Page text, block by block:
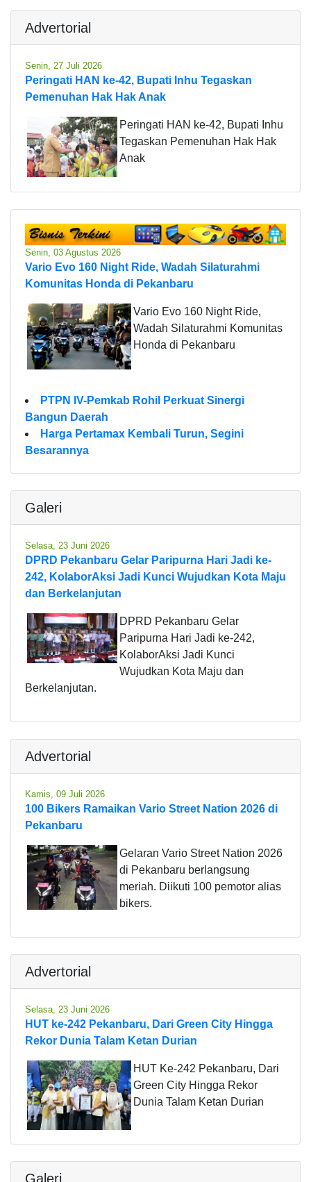
Advertorial
Senin, 27 Juli 2026
Peringati HAN ke-42, Bupati Inhu Tegaskan
Pemenuhan Hak Hak Anak
Peringati HAN ke-42, Bupati Inhu
Tegaskan Pemenuhan Hak Hak
Anak
Senin, 03 Agustus 2026
Vario Evo 160 Night Ride, Wadah Silaturahmi
Komunitas Honda di Pekanbaru
Vario Evo 160 Night Ride,
Wadah Silaturahmi Komunitas
Honda di Pekanbaru
PTPN IV-Pemkab Rohil Perkuat Sinergi
Bangun Daerah
Harga Pertamax Kembali Turun, Segini
Besarannya
Galeri
Selasa, 23 Juni 2026
DPRD Pekanbaru Gelar Paripurna Hari Jadi ke-
242, KolaborAksi Jadi Kunci Wujudkan Kota Maju
dan Berkelanjutan
DPRD Pekanbaru Gelar
Paripurna Hari Jadi ke-242,
KolaborAksi Jadi Kunci
Wujudkan Kota Maju dan
Berkelanjutan.
Advertorial
Kamis, 09 Juli 2026
100 Bikers Ramaikan Vario Street Nation 2026 di
Pekanbaru
Gelaran Vario Street Nation 2026
di Pekanbaru berlangsung
meriah. Diikuti 100 pemotor alias
bikers.
Advertorial
Selasa, 23 Juni 2026
HUT ke-242 Pekanbaru, Dari Green City Hingga
Rekor Dunia Talam Ketan Durian
HUT Ke-242 Pekanbaru, Dari
Green City Hingga Rekor
Dunia Talam Ketan Durian
Galeri